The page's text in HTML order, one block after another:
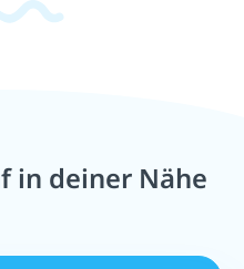
in deiner Nähe